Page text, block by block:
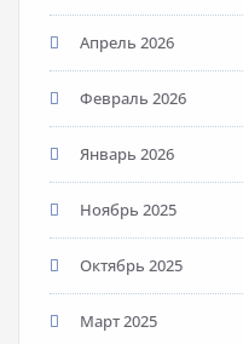
Апрель 2026
Февраль 2026
Январь 2026
Ноябрь 2025
Октябрь 2025
Март 2025